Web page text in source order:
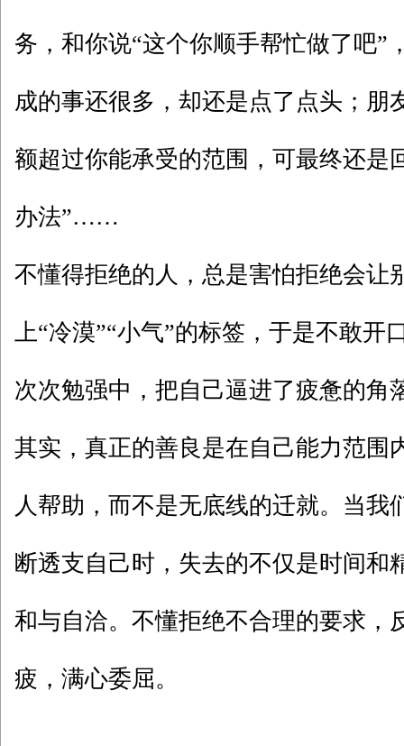
务，和你说“这个你顺手帮忙做了吧”
成的事还很多，却还是点了点头；朋
额超过你能承受的范围，可最终还是
办法”……
不懂得拒绝的人，总是害怕拒绝会让
上“冷漠”“小气”的标签，于是不敢开
次次勉强中，把自己逼进了疲惫的角
其实，真正的善良是在自己能力范围
人帮助，而不是无底线的迁就。当我
断透支自己时，失去的不仅是时间和
和与自洽。不懂拒绝不合理的要求，
疲，满心委屈。